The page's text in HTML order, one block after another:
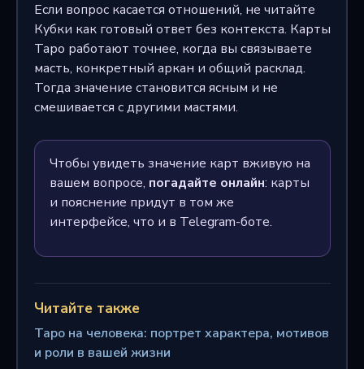
Если вопрос касается отношений, не читайте
Кубки как готовый ответ без контекста. Карты
Таро работают точнее, когда вы связываете
масть, конкретный аркан и общий расклад.
Тогда значение становится ясным и не
смешивается с другими мастями.
Чтобы увидеть значение карт вживую на
вашем вопросе, погадайте онлайн: карты
и пояснение придут в том же
интерфейсе, что и в Telegram-боте.
Читайте также
Таро на человека: портрет характера, мотивов
и роли в вашей жизни